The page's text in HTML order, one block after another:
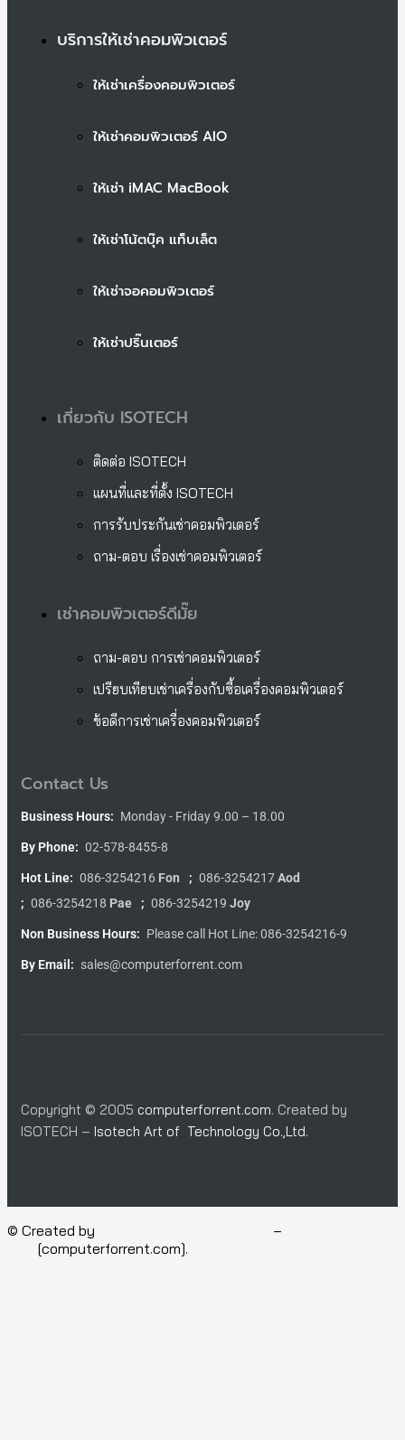
บริการให้เช่าคอมพิวเตอร์
ให้เช่าเครื่องคอมพิวเตอร์
ให้เช่าคอมพิวเตอร์ AIO
ให้เช่า iMAC MacBook
ให้เช่าโน้ตบุ๊ค แท็บเล็ต
ให้เช่าจอคอมพิวเตอร์
ให้เช่าปริ๊นเตอร์
เกี่ยวกับ ISOTECH
ติดต่อ ISOTECH
แผนที่และที่ตั้ง ISOTECH
การรับประกันเช่าคอมพิวเตอร์
ถาม-ตอบ เรื่องเช่าคอมพิวเตอร์
เช่าคอมพิวเตอร์ดีมั๊ย
ถาม-ตอบ การเช่าคอมพิวเตอร์
เปรียบเทียบเช่าเครื่องกับซื้อเครื่องคอมพิวเตอร์
ข้อดีการเช่าเครื่องคอมพิวเตอร์
Contact Us
Business Hours: Monday - Friday 9.00 – 18.00
By Phone: 02-578-8455-8
Hot Line: 086-3254216 Fon ; 086-3254217Aod
; 086-3254218 Pae ; 086-3254219 Joy
Non Business Hours: Please call Hot Line: 086-3254216-9
By Email: sales@computerforrent.com
Copyright © 2005 computerforrent.com. Created by
ISOTECH – Isotech Art of Technology Co.,Ltd.
© Created by –
[computerforrent.com].